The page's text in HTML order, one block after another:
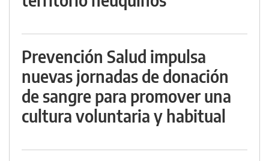
Prevención Salud impulsa
nuevas jornadas de donación
de sangre para promover una
cultura voluntaria y habitual